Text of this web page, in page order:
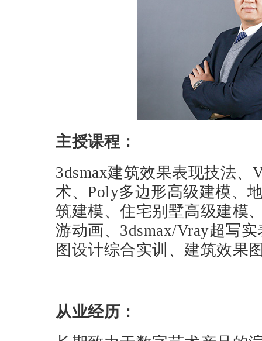
主授课程：
3dsmax建筑效果表现技法、
术、Poly多边形高级建模、
筑建模、住宅别墅高级建模
游动画、3dsmax/Vray超写
图设计综合实训、建筑效果
从业经历：